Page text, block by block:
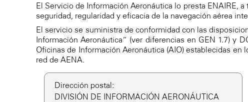
El Servicio de Información Aeronáutica lo presta ENAIRE,
seguridad, regularidad y eficacia de la navegación aérea
El servicio se suministra de conformidad con las
Información Aeronáutica” (ver diferencias en GEN 1.7) y
Oficinas de Información Aeronáutica (AIO) establecidas en
red de AENA.
Dirección postal:
DIVISIÓN DE INFORMACIÓN AERONÁUTICA